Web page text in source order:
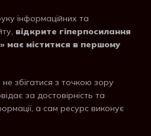
інформаційних та
відкрите гіперпосилання
має міститися в першому
збігатися з точкою зору
за достовірність та
а сам ресурс виконує